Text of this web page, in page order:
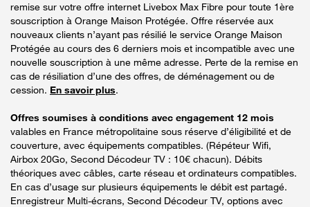
remise sur votre offre internet Livebox Max Fibre pour toute 1ère
souscription à Orange Maison Protégée. Offre réservée aux
nouveaux clients n’ayant pas résilié le service Orange Maison
Protégée au cours des 6 derniers mois et incompatible avec une
nouvelle souscription à une même adresse. Perte de la remise en
cas de résiliation d’une des offres, de déménagement ou de
cession. En savoir plus.
Offres soumises à conditions avec engagement 12 mois
valables en France métropolitaine sous réserve d’éligibilité et de
couverture, avec équipements compatibles. (Répéteur Wifi,
Airbox 20Go, Second Décodeur TV : 10€ chacun). Débits
théoriques avec câbles, carte réseau et ordinateurs compatibles.
En cas d’usage sur plusieurs équipements le débit est partagé.
Enregistreur Multi-écrans, Second Décodeur TV, options avec